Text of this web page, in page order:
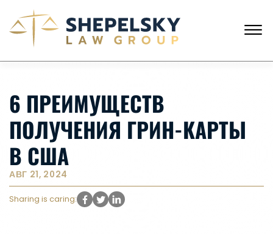
☰
ГЛАВНАЯ
НАША КОМАНДА
УСЛУГИ
ИСТОРИИ КЛИЕНТОВ
НОВОСТИ
КОНТАКТЫ
6 ПРЕИМУЩЕСТВ
ПОЛУЧЕНИЯ ГРИН-КАРТЫ
В США
АВГ 21, 2024
Sharing is caring: